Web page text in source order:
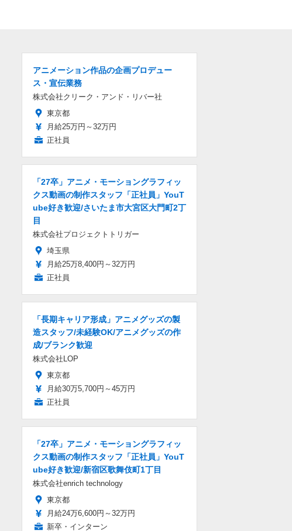
アニメーション作品の企画プロデュー
ス・宣伝業務
株式会社クリーク・アンド・リバー社
東京都
月給25万円～32万円
正社員
「27卒」アニメ・モーショングラフィッ
クス動画の制作スタッフ「正社員」YouT
ube好き歓迎/さいたま市大宮区大門町2丁
目
株式会社プロジェクトトリガー
埼玉県
月給25万8,400円～32万円
正社員
「長期キャリア形成」アニメグッズの製
造スタッフ/未経験OK/アニメグッズの作
成/ブランク歓迎
株式会社LOP
東京都
月給30万5,700円～45万円
正社員
「27卒」アニメ・モーショングラフィッ
クス動画の制作スタッフ「正社員」YouT
ube好き歓迎/新宿区歌舞伎町1丁目
株式会社enrich technology
東京都
月給24万6,600円～32万円
新卒・インターン